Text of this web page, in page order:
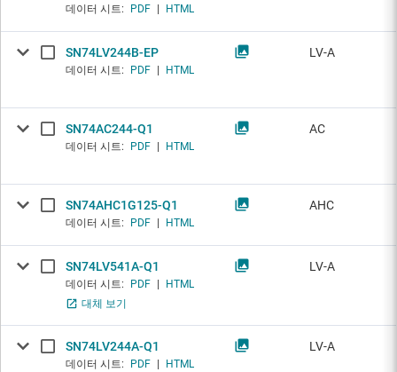
데이터 시트: PDF HTML
SN74LV244B-EP
데이터 시트: PDF HTML
LV-A
SN74AC244-Q1
데이터 시트: PDF HTML
AC
SN74AHC1G125-Q1
데이터 시트: PDF HTML
AHC
SN74LV541A-Q1
데이터 시트: PDF
HTML
대체 보기
LV-A
SN74LV244A-Q1
데이터 시트: PDF
HTML
LV-A